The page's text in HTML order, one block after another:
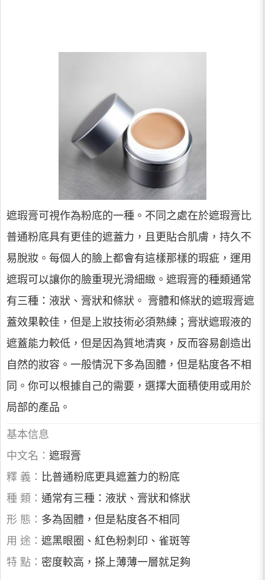
遮瑕膏可視作為粉底的一種。不同之處在於遮瑕膏比
普通粉底具有更佳的遮蓋力，且更貼合肌膚，持久不
易脫妝。每個人的臉上都會有這樣那樣的瑕疵，運用
遮瑕可以讓你的臉重現光滑細緻。遮瑕膏的種類通常
有三種：液狀、膏狀和條狀。 膏體和條狀的遮瑕膏遮
蓋效果較佳，但是上妝技術必須熟練；膏狀遮瑕液的
遮蓋能力較低，但是因為質地清爽，反而容易創造出
自然的妝容。一般情況下多為固體，但是粘度各不相
同。你可以根據自己的需要，選擇大面積使用或用於
局部的產品。
基本信息
中文名： 遮瑕膏
釋 義： 比普通粉底更具遮蓋力的粉底
種 類： 通常有三種：液狀、膏狀和條狀
形 態： 多為固體，但是粘度各不相同
用 途： 遮黑眼圈、紅色粉刺印、雀斑等
特 點： 密度較高，搽上薄薄一層就足夠